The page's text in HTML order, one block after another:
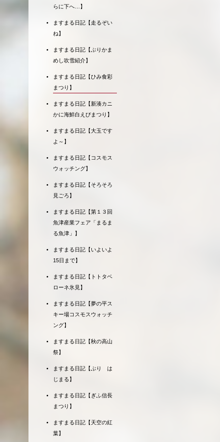
らに下へ…】
ますまる日記【走るぞい
ね】
ますまる日記【ぶりかま
めし吹雪紹介】
ますまる日記【ひみ食彩
まつり】
ますまる日記【新湊カニ
かに海鮮白えびまつり】
ますまる日記【大玉です
よ～】
ますまる日記【コスモス
ウォッチング】
ますまる日記【そろそろ
見ごろ】
ますまる日記【第１３回
魚津産業フェア「まるま
る魚津」】
ますまる日記【いよいよ
15日まで】
ますまる日記【トトタベ
ローネ氷見】
ますまる日記【夢の平ス
キー場コスモスウォッチ
ング】
ますまる日記【秋の高山
祭】
ますまる日記【ぶり は
じまる】
ますまる日記【ぎふ信長
まつり】
ますまる日記【天空の紅
葉】